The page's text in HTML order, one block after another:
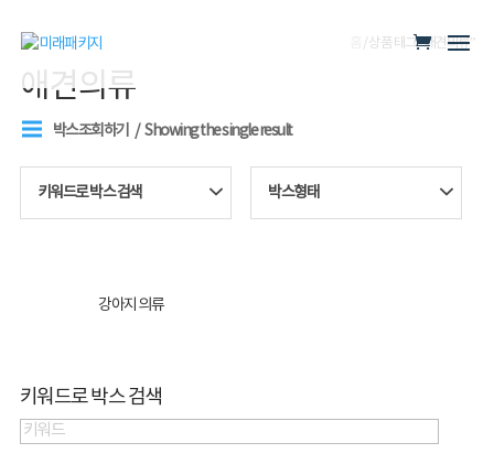
/ 상품 태그 “애견의류”
애견의류
박스조회하기 Showing the single result
키워드로 박스 검색 박스형태
강아지 의류
키워드로 박스 검색